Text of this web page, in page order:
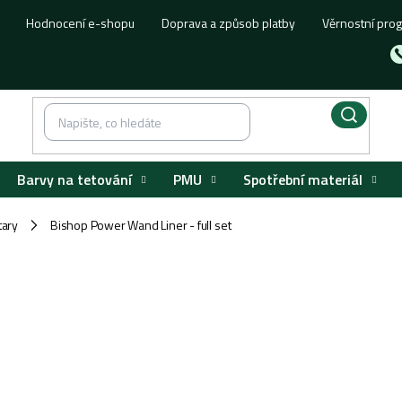
Hodnocení e-shopu Doprava a způsob platby Věrnostní
Barvy na tetování PMU Spotřební materiál
/ Bishop Power Wand Liner - full set